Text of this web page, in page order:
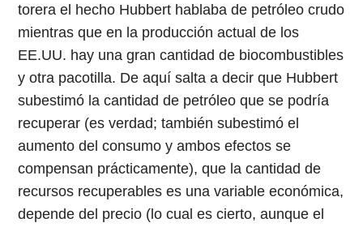
torera el hecho Hubbert hablaba de petróleo crudo
mientras que en la producción actual de los
EE.UU. hay una gran cantidad de biocombustibles
y otra pacotilla. De aquí salta a decir que Hubbert
subestimó la cantidad de petróleo que se podría
recuperar (es verdad; también subestimó el
aumento del consumo y ambos efectos se
compensan prácticamente), que la cantidad de
recursos recuperables es una variable económica,
depende del precio (lo cual es cierto, aunque el